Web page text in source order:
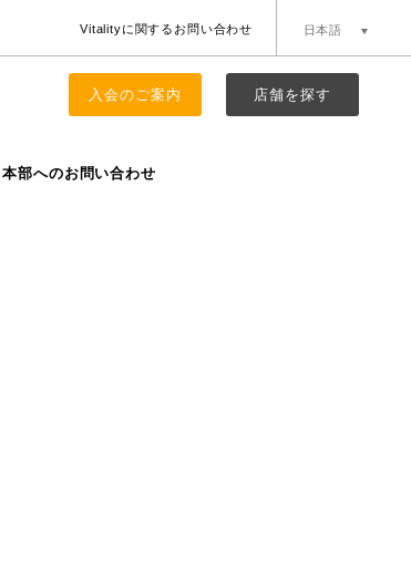
Vitalityに関するお問い合わせ
日本語
簡体中文
入会のご案内 店舗を探す
本部へのお問い合わせ